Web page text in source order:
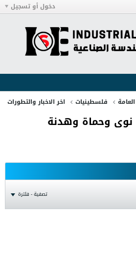
دخول أو تسجيل
فلسطينيات اخر الاخبار والتطورات
نوى وحماة وهدنة
تصفية - فلترة